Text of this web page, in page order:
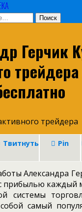
Герчик
Твитнуть Pin
Александра
прибылью каждый
системы
собой самый